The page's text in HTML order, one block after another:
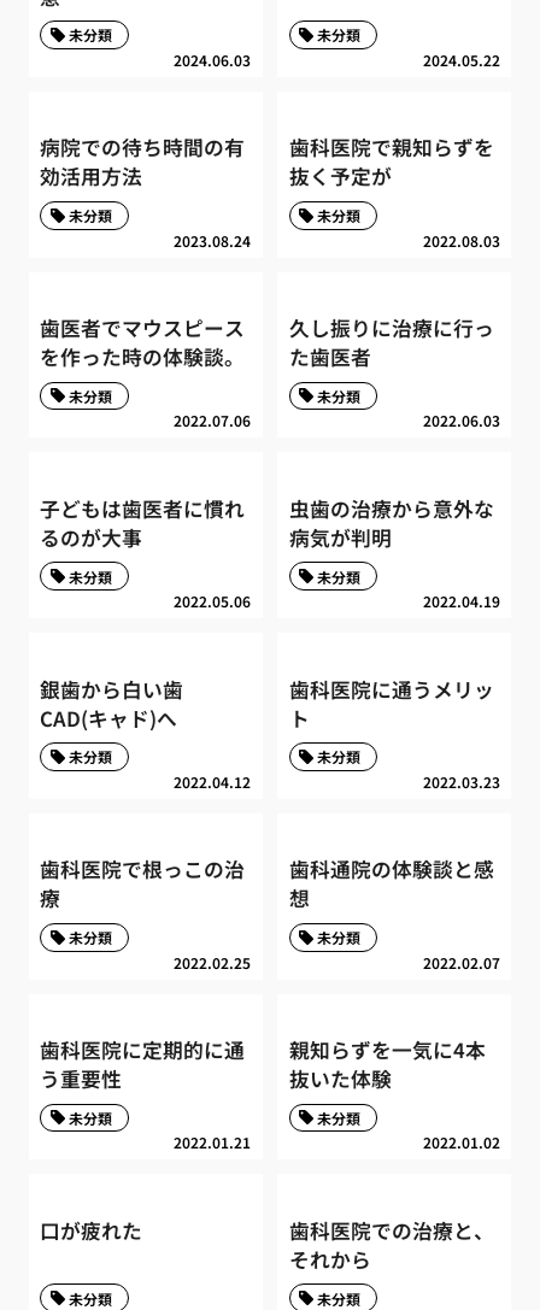
2024.06.03
未分類
2024.05.22
未分類
病院での待ち時間の有
効活用方法
2023.08.24
未分類
歯科医院で親知らずを
抜く予定が
2022.08.03
未分類
歯医者でマウスピース
を作った時の体験談。
2022.07.06
未分類
久し振りに治療に行っ
た歯医者
2022.06.03
未分類
子どもは歯医者に慣れ
るのが大事
2022.05.06
未分類
虫歯の治療から意外な
病気が判明
2022.04.19
未分類
銀歯から白い歯
CAD(キャド)へ
2022.04.12
未分類
歯科医院に通うメリッ
ト
2022.03.23
未分類
歯科医院で根っこの治
療
2022.02.25
未分類
歯科通院の体験談と感
想
2022.02.07
未分類
歯科医院に定期的に通
う重要性
2022.01.21
未分類
親知らずを一気に4本
抜いた体験
2022.01.02
未分類
口が疲れた
未分類
歯科医院での治療と、
それから
未分類